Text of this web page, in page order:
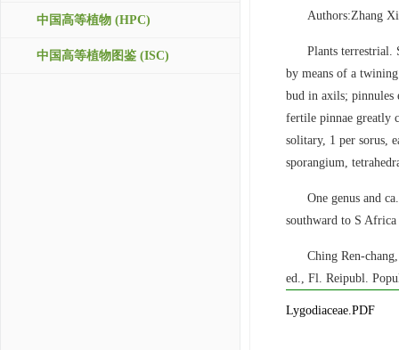
中国高等植物 (HPC)
中国高等植物图鉴 (ISC)
Authors:Zhang
Plants terrestrial.
by means of a
bud in axils; pinnules
fertile pinnae greatly
solitary, 1 per sorus,
sporangium,
One genus and
southward to S Africa
Ching Ren-
ed., Fl. Reipubl.
Lygodiaceae.PDF